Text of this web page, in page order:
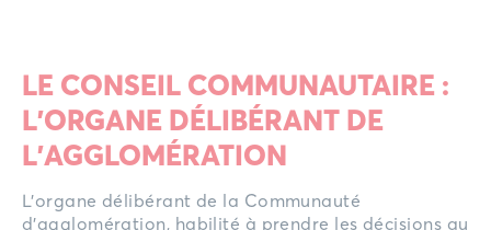
LE CONSEIL COMMUNAUTAIRE :
L’ORGANE DÉLIBÉRANT DE
L’AGGLOMÉRATION
L’organe délibérant de la Communauté
d’agglomération, habilité à prendre les décisions au